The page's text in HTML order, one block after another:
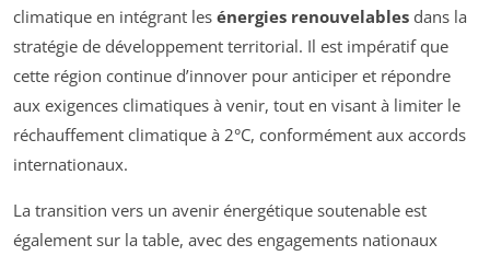
climatique en intégrant les énergies renouvelables dans la
stratégie de développement territorial. Il est impératif que
cette région continue d’innover pour anticiper et répondre
aux exigences climatiques à venir, tout en visant à limiter le
réchauffement climatique à 2°C, conformément aux accords
internationaux.
La transition vers un avenir énergétique soutenable est
également sur la table, avec des engagements nationaux